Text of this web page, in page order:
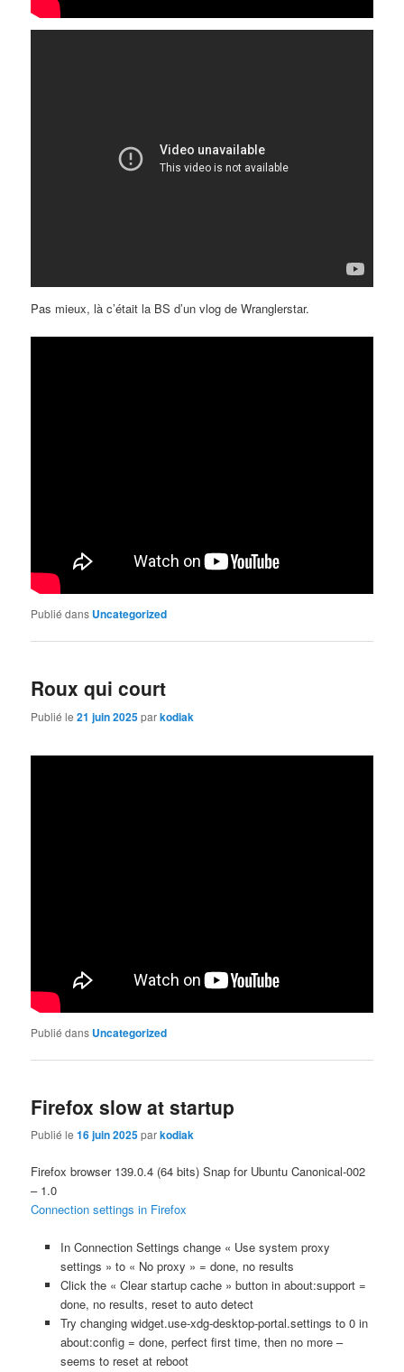
Pas mieux, là c’était la BS d’un vlog de Wranglerstar.
Publié dans Uncategorized
Roux qui court
Publié le21 juin 2025parkodiak
Publié dans Uncategorized
Firefox slow at startup
Publié le16 juin 2025parkodiak
Firefox browser 139.0.4 (64 bits) Snap for Ubuntu Canonical-002
– 1.0
Connection settings in Firefox
In Connection Settings change « Use system proxy
settings » to « No proxy » = done, no results
Click the « Clear startup cache » button in about:support =
done, no results, reset to auto detect
Try changing widget.use-xdg-desktop-portal.settings to 0 in
about:config = done, perfect first time, then no more –
seems to reset at reboot